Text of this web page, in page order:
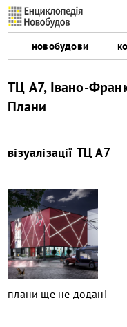
новобудови
ТЦ А7, Івано-
Плани
візуалізації ТЦ А7
плани ще не додані